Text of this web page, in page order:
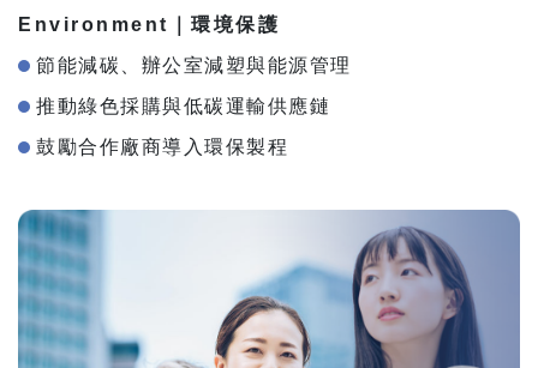
Environment｜環境保護
節能減碳、辦公室減塑與能源管理
推動綠色採購與低碳運輸供應鏈
鼓勵合作廠商導入環保製程